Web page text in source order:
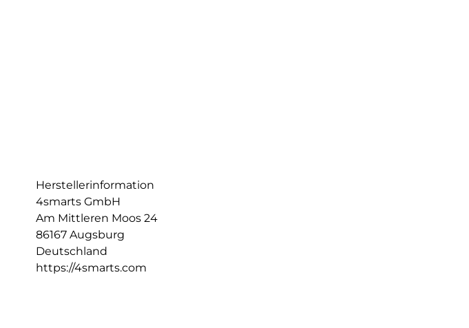
Herstellerinformation
4smarts GmbH
Am Mittleren Moos 24
86167 Augsburg
Deutschland
https://4smarts.com